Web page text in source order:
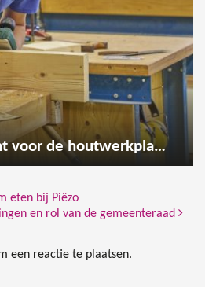
Vrijwilligers gezocht voor de houtwerkplaats
eten bij Piëzo
en rol van de gemeenteraad
een reactie te plaatsen.